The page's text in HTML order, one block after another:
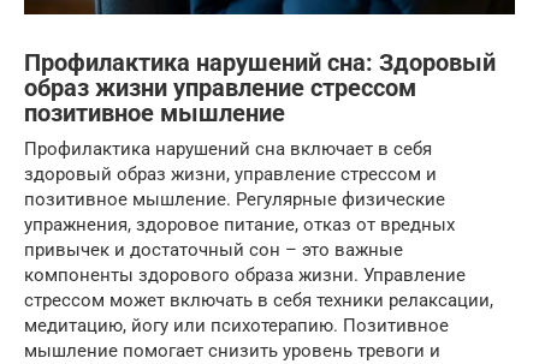
Профилактика нарушений сна: Здоровый
образ жизни управление стрессом
позитивное мышление
Профилактика нарушений сна включает в себя
здоровый образ жизни, управление стрессом и
позитивное мышление. Регулярные физические
упражнения, здоровое питание, отказ от вредных
привычек и достаточный сон – это важные
компоненты здорового образа жизни. Управление
стрессом может включать в себя техники релаксации,
медитацию, йогу или психотерапию. Позитивное
мышление помогает снизить уровень тревоги и